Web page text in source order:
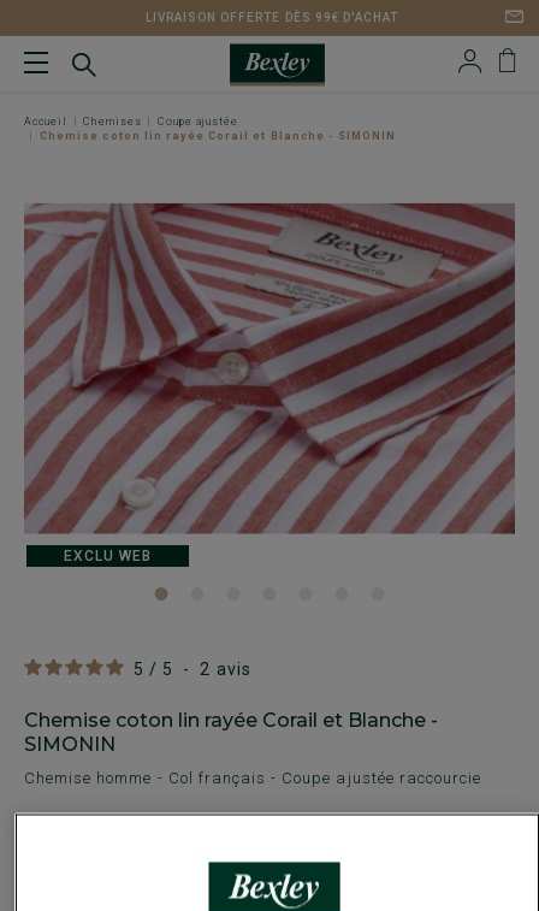
LIVRAISON OFFERTE DÈS 99€ D'ACHAT
Accueil Chemises
Coupe ajustée
Chemise coton lin rayée Corail et Blanche - SIMONIN
5 / 5 - 2 avis
Chemise coton lin rayée Corail et Blanche -
SIMONIN
Chemise homme - Col français - Coupe ajustée raccourcie
Payez en plusieurs fois dès 199€ d'achat
EXCLU WEB